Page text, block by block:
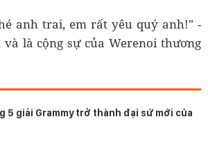
anh trai, em rất yêu quý anh!" -
và là cộng sự của Werenoi thương
5 giải Grammy trở thành đại sứ mới của